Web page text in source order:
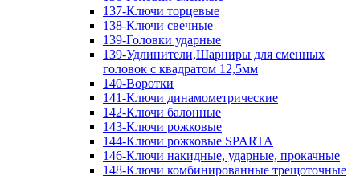
137-Ключи торцевые
138-Ключи свечные
139-Головки ударные
139-Удлинители,Шарниры для сменных
головок с квадратом 12,5мм
140-Воротки
141-Ключи динамометрические
142-Ключи балонные
143-Ключи рожковые
144-Ключи рожковые SPARTA
146-Ключи накидные, ударные, прокачные
148-Ключи комбинированные трещоточные